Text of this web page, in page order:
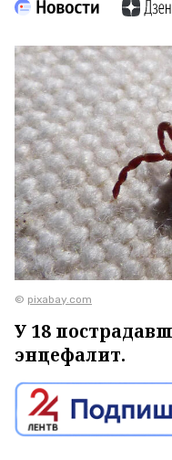
© pixabay.com
У 18
энцефалит.